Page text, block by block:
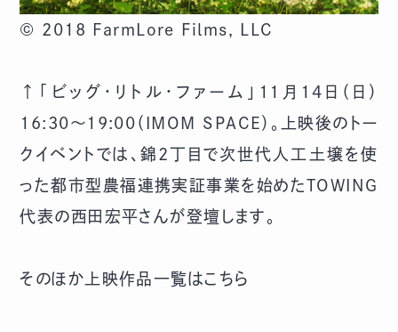
© 2018 FarmLore Films, LLC
↑「ビッグ・リトル・ファーム」11月14日（日）
16:30～19:00（IMOM SPACE）。上映後のトー
クイベントでは、錦2丁目で次世代人工土壌を使
った都市型農福連携実証事業を始めたTOWING
代表の西田宏平さんが登壇します。
そのほか上映作品一覧はこちら